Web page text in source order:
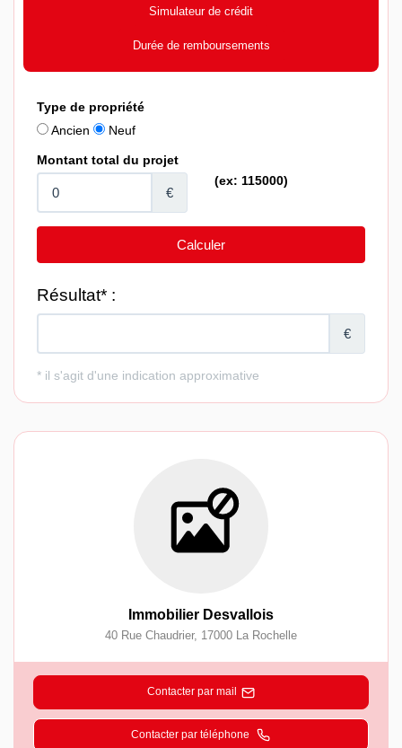
Simulateur de crédit
Durée de remboursements
Immobilier Desvallois
40 Rue Chaudrier, 17000 La Rochelle
Contacter par mail
Contacter par téléphone